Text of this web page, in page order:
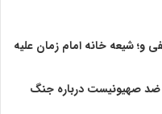
و؛ شیعه خانه امام زمان علیه
ضد صهیونیست درباره جنگ